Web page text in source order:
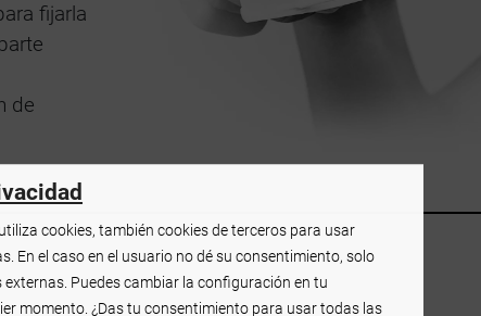
fijarla
de
cookies, también cookies de terceros para usar
En el caso en el usuario no dé su consentimiento, solo
externas. Puedes cambiar la configuración en tu
momento. ¿Das tu consentimiento para usar todas las